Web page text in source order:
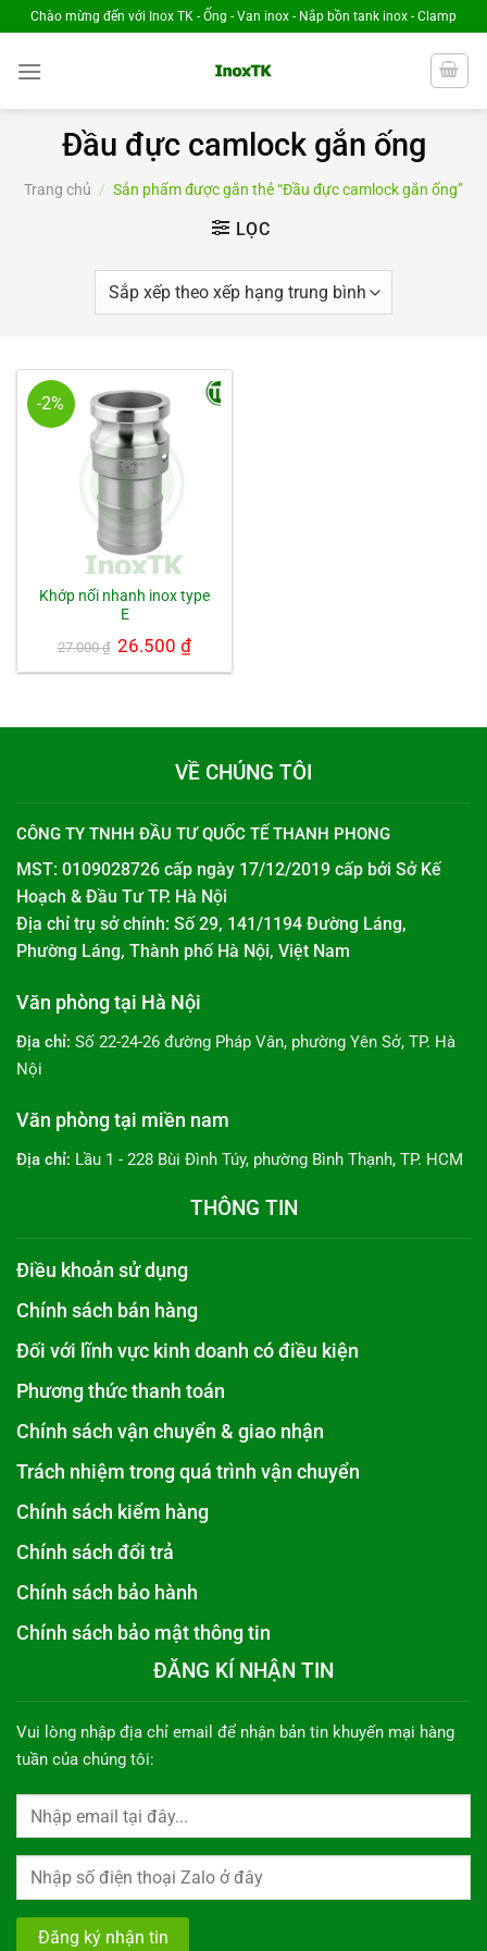
Chuyển
đến
nội
Chào mừng đến với Inox TK - Ống - Van inox - Nắp bồn tank inox - Clamp
Đầu đực camlock gắn ống
Trang chủ / Sản phẩm được gắn thẻ “Đầu đực camlock gắn ống”
LỌC
-2%
Khớp nối nhanh inox type
E
27.000₫ Giá
gốc
là:
26.500₫Giá
tại
VỀ CHÚNG TÔI
CÔNG TY TNHH ĐẦU TƯ QUỐC TẾ THANH PHONG
MST: 0109028726 cấp ngày 17/12/2019 cấp bởi Sở Kế
Hoạch & Đầu Tư TP. Hà Nội
Địa chỉ trụ sở chính: Số 29, 141/1194 Đường Láng,
Phường Láng, Thành phố Hà Nội, Việt Nam
Văn phòng tại Hà Nội
Địa chỉ: Số 22-24-26 đường Pháp Vân, phường Yên Sở, TP. Hà
Nội
Văn phòng tại miền nam
Địa chỉ: Lầu 1 - 228 Bùi Đình Túy, phường Bình Thạnh, TP. HCM
THÔNG TIN
Điều khoản sử dụng
Chính sách bán hàng
Đối với lĩnh vực kinh doanh có điều kiện
Phương thức thanh toán
Chính sách vận chuyển & giao nhận
Trách nhiệm trong quá trình vận chuyển
Chính sách kiểm hàng
Chính sách đổi trả
Chính sách bảo hành
Chính sách bảo mật thông tin
ĐĂNG KÍ NHẬN TIN
Vui lòng nhập địa chỉ email để nhận bản tin khuyến mại hàng
tuần của chúng tôi: